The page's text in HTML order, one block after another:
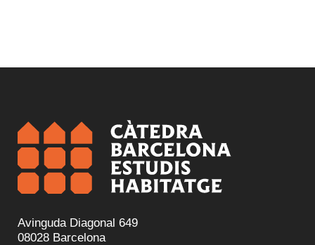
Avinguda Diagonal 649
08028 Barcelona